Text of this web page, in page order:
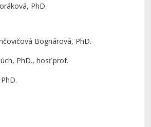
PhD.
Bognárová, PhD.
PhD., hosť.prof.